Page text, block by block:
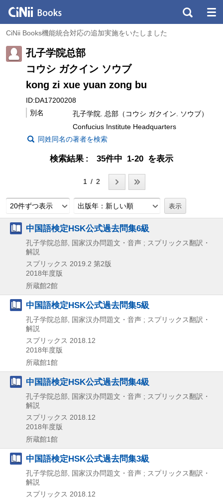
CiNii Books機能統合対応の追加実施をいたしました
孔子学院总部
コウシ ガクイン ソウブ
kong zi xue yuan zong bu
ID:DA17200208
別名
孔子学院. 总部（コウシ ガクイン. ソウブ）
Confucius Institute Headquarters
同姓同名の著者を検索
検索結果 35件中 1-20 を表示
1 / 2
20件ずつ表示 出版年：新しい順
中国語検定HSK公式過去問集6級
孔子学院总部, 国家汉办問題文・音声 ; スプリックス翻訳・
解説
スプリックス 2019.2 第2版
2018年度版
所蔵館2館
中国語検定HSK公式過去問集5級
孔子学院总部, 国家汉办問題文・音声 ; スプリックス翻訳・
解説
スプリックス 2018.12
2018年度版
所蔵館1館
中国語検定HSK公式過去問集4級
孔子学院总部, 国家汉办問題文・音声 ; スプリックス翻訳・
解説
スプリックス 2018.12
2018年度版
所蔵館1館
中国語検定HSK公式過去問集3級
孔子学院总部, 国家汉办問題文・音声 ; スプリックス翻訳・
解説
スプリックス 2018.12